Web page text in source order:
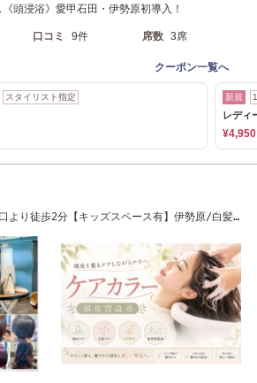
頭浸浴》愛甲石田・伊勢原初導入！
口コミ 9件 席数 3席
クーポン一覧へ
スタイリスト指定 新規
レディ
¥4,950
より徒歩2分【キッズスペース有】伊勢原/白髪